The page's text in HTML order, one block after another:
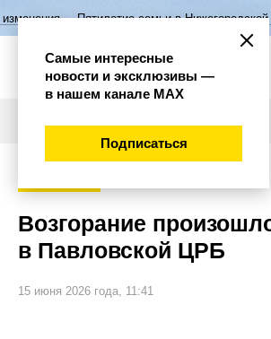
семьи в Нижегородской области Год
Возгорание
в Павловской ЦРБ
15 июня 2026 года, 11:41
Самые интересные
новости и эксклюзивы —
в нашем канале МАХ
Подписаться